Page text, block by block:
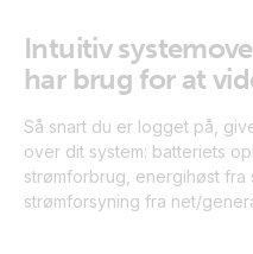
Intuitiv
har brug for at
Så snart du er logget på,
over dit system: batteriets
strømforbrug, energihøst
strømforsyning fra net/